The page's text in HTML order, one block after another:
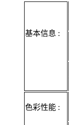
基本信息 :
色彩性能 :